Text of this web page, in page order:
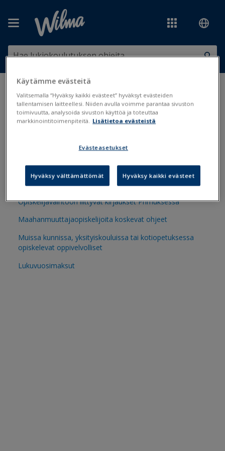
Opiskelijatiedot
Opiskelijatiedot
Opiskelijakortin luominen
Opiskelijalajit
Opiskelijavaihtoon liittyvät kirjaukset Primuksessa
Maahanmuuttajaopiskelijoita koskevat ohjeet
Muissa kunnissa, yksityiskouluissa tai kotiopetuksessa
opiskelevat oppivelvolliset
Lukuvuosimaksut
Käytämme evästeitä
Valitsemalla “Hyväksy kaikki evästeet” hyväksyt evästeiden
tallentamisen laitteellesi. Niiden avulla voimme parantaa sivuston
toimivuutta, analysoida sivuston käyttöä ja toteuttaa
markkinointitoimenpiteitä. Lisätietoa evästeistä
Evästeasetukset
Hyväksy välttämättömät Hyväksy kaikki evästeet